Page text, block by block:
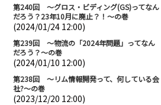
第240回 ～グロス・ビディング(GS)ってなん
だろう？23年10月に廃止？！～の巻
(2024/01/24 12:00)
第239回 ～物流の「2024年問題」ってなん
だろう？～の巻
(2024/01/10 12:00)
第238回 ～リム情報開発って、何している会
社?～の巻
(2023/12/20 12:00)